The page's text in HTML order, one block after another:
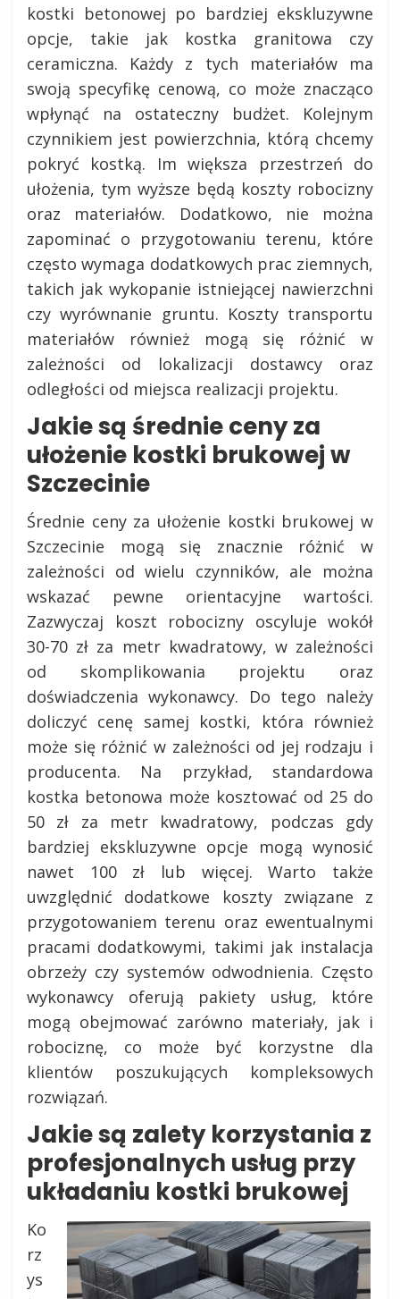
kostki betonowej po bardziej ekskluzywne
opcje, takie jak kostka granitowa czy
ceramiczna. Każdy z tych materiałów ma
swoją specyfikę cenową, co może znacząco
wpłynąć na ostateczny budżet. Kolejnym
czynnikiem jest powierzchnia, którą chcemy
pokryć kostką. Im większa przestrzeń do
ułożenia, tym wyższe będą koszty robocizny
oraz materiałów. Dodatkowo, nie można
zapominać o przygotowaniu terenu, które
często wymaga dodatkowych prac ziemnych,
takich jak wykopanie istniejącej nawierzchni
czy wyrównanie gruntu. Koszty transportu
materiałów również mogą się różnić w
zależności od lokalizacji dostawcy oraz
odległości od miejsca realizacji projektu.
Jakie są średnie ceny za
ułożenie kostki brukowej w
Szczecinie
Średnie ceny za ułożenie kostki brukowej w
Szczecinie mogą się znacznie różnić w
zależności od wielu czynników, ale można
wskazać pewne orientacyjne wartości.
Zazwyczaj koszt robocizny oscyluje wokół
30-70 zł za metr kwadratowy, w zależności
od skomplikowania projektu oraz
doświadczenia wykonawcy. Do tego należy
doliczyć cenę samej kostki, która również
może się różnić w zależności od jej rodzaju i
producenta. Na przykład, standardowa
kostka betonowa może kosztować od 25 do
50 zł za metr kwadratowy, podczas gdy
bardziej ekskluzywne opcje mogą wynosić
nawet 100 zł lub więcej. Warto także
uwzględnić dodatkowe koszty związane z
przygotowaniem terenu oraz ewentualnymi
pracami dodatkowymi, takimi jak instalacja
obrzeży czy systemów odwodnienia. Często
wykonawcy oferują pakiety usług, które
mogą obejmować zarówno materiały, jak i
robociznę, co może być korzystne dla
klientów poszukujących kompleksowych
rozwiązań.
Jakie są zalety korzystania z
profesjonalnych usług przy
układaniu kostki brukowej
Ko
rz
ys